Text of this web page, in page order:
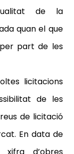
de la
quan el que
part de les
licitacions
de les
de licitació
En data de